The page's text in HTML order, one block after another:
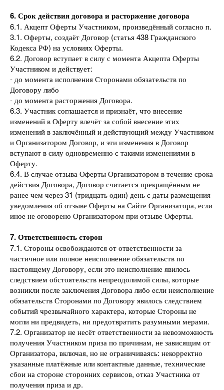
6. Срок действия договора и расторжение договора
6.1. Акцепт Оферты Участником, произведённый согласно п.
3.1. Оферты, создаёт Договор (статья 438 Гражданского
Кодекса РФ) на условиях Оферты.
6.2. Договор вступает в силу с момента Акцепта Оферты
Участником и действует:
- до момента исполнения Сторонами обязательств по
Договору либо
- до момента расторжения Договора.
6.3. Участник соглашается и признаёт, что внесение
изменений в Оферту влечёт за собой внесение этих
изменений в заключённый и действующий между Участником
и Организатором Договор, и эти изменения в Договор
вступают в силу одновременно с такими изменениями в
Оферту.
6.4. В случае отзыва Оферты Организатором в течение срока
действия Договора, Договор считается прекращённым не
ранее чем через 31 (тридцать один) день с даты размещения
уведомления об отзыве Оферты на Сайте Организатора, если
иное не оговорено Организатором при отзыве Оферты.
7. Ответственность сторон
7.1. Стороны освобождаются от ответственности за
частичное или полное неисполнение обязательств по
настоящему Договору, если это неисполнение явилось
следствием обстоятельств непреодолимой силы, которые
возникли после заключения Договора либо если неисполнение
обязательств Сторонами по Договору явилось следствием
событий чрезвычайного характера, которые Стороны не
могли ни предвидеть, ни предотвратить разумными мерами.
7.2. Организатор не несёт ответственности за невозможность
получения Участником приза по причинам, не зависящим от
Организатора, включая, но не ограничиваясь: некорректно
указанные платёжные или контактные данные, технические
сбои на стороне сторонних сервисов, отказ Участника от
получения приза и др.